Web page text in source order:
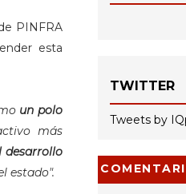
PINFRA
esta
un polo
más
desarrollo
estado".
TWITTER
Tweets by
COMENTARI